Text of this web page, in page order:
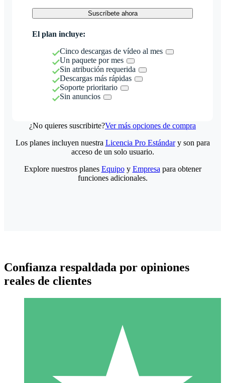
Suscríbete ahora
El plan incluye:
Cinco descargas de vídeo al mes
Un paquete por mes
Sin atribución requerida
Descargas más rápidas
Soporte prioritario
Sin anuncios
¿No quieres suscribirte?Ver más opciones de compra
Paquetes de Créditos Individuales
Paga según el uso con créditos de descarga. Sin compromiso
Los planes incluyen nuestra Licencia Pro Estándary son para
acceso de un solo usuario.
Explore nuestros planes Equipoy Empresa para obtener
funciones adicionales.
Confianza respaldada por opiniones
reales de clientes